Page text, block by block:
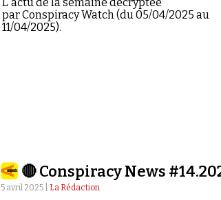
par Conspiracy Watch (du 05/04/2025 au
11/04/2025).
🔴 Conspiracy News
5 avril 2025 | La Rédaction